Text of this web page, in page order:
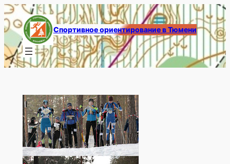
Перейти
к
содержимому
Спортивное ориентирование в Тюмени